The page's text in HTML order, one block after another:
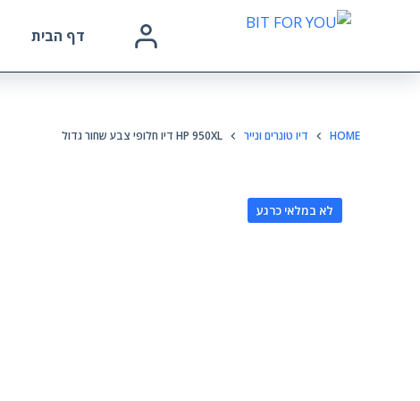
דף הבית
HOME דיו טונרים ונייר HP 950XL דיו חלופי צבע שחור גדול
לא במלאי כרגע